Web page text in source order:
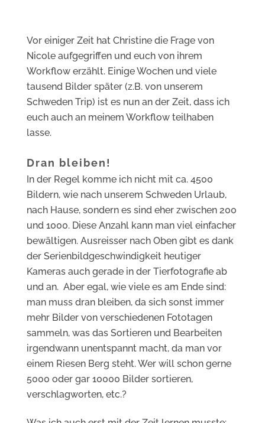
Vor einiger Zeit hat Christine die Frage von
Nicole aufgegriffen und euch von ihrem
Workflow erzählt. Einige Wochen und viele
tausend Bilder später (z.B. von unserem
Schweden Trip) ist es nun an der Zeit, dass ich
euch auch an meinem Workflow teilhaben
lasse.
Dran bleiben!
In der Regel komme ich nicht mit ca. 4500
Bildern, wie nach unserem Schweden Urlaub,
nach Hause, sondern es sind eher zwischen 200
und 1000. Diese Anzahl kann man viel einfacher
bewältigen. Ausreisser nach Oben gibt es dank
der Serienbildgeschwindigkeit heutiger
Kameras auch gerade in der Tierfotografie ab
und an. Aber egal, wie viele es am Ende sind:
man muss dran bleiben, da sich sonst immer
mehr Bilder von verschiedenen Fototagen
sammeln, was das Sortieren und Bearbeiten
irgendwann unentspannt macht, da man vor
einem Riesen Berg steht. Wer will schon gerne
5000 oder gar 10000 Bilder sortieren,
verschlagworten, etc.?